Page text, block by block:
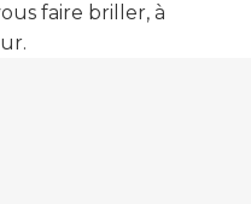
faire briller, à